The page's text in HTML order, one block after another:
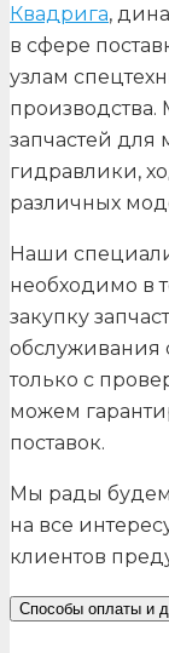
Квадрига,
в сфере
узлам
производства.
запчастей для
гидравлики,
различных
Наши
необходимо в
закупку
обслуживания
только с
можем
поставок.
Мы рады будем
на все
клиентов
Способы оплаты и